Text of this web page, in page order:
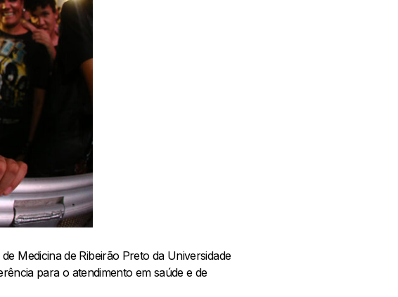
Medicina de Ribeirão Preto da Universidade
para o atendimento em saúde e de